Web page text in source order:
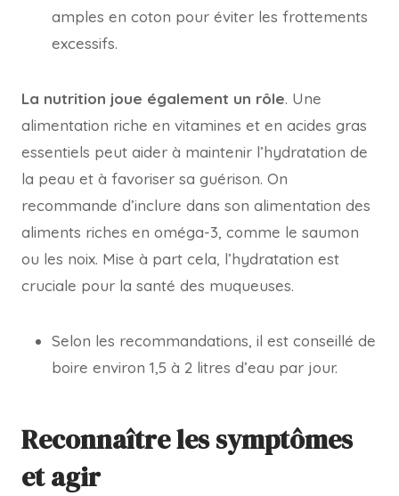
amples en coton pour éviter les frottements
excessifs.
La nutrition joue également un rôle. Une
alimentation riche en vitamines et en acides gras
essentiels peut aider à maintenir l’hydratation de
la peau et à favoriser sa guérison. On
recommande d’inclure dans son alimentation des
aliments riches en oméga-3, comme le saumon
ou les noix. Mise à part cela, l’hydratation est
cruciale pour la santé des muqueuses.
Selon les recommandations, il est conseillé de
boire environ 1,5 à 2 litres d’eau par jour.
Reconnaître les symptômes
et agir